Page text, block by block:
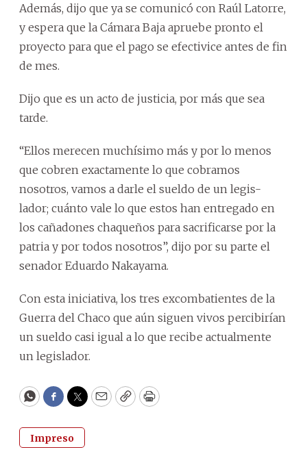
Además, dijo que ya se comunicó con Raúl Latorre,
y espera que la Cámara Baja apruebe pronto el
proyecto para que el pago se efectivice antes de fin
de mes.
Dijo que es un acto de justicia, por más que sea
tarde.
“Ellos merecen muchísimo más y por lo menos
que cobren exactamente lo que cobramos
nosotros, vamos a darle el sueldo de un legis-
lador; cuánto vale lo que estos han entregado en
los cañadones chaqueños para sacrificarse por la
patria y por todos nosotros”, dijo por su parte el
senador Eduardo Nakayama.
Con esta iniciativa, los tres excombatientes de la
Guerra del Chaco que aún siguen vivos percibirían
un sueldo casi igual a lo que recibe actualmente
un legislador.
WhatsApp
Facebook
Twitter
EmailCopyPrint
Impreso